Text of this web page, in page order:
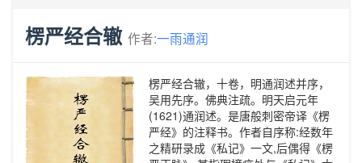
楞严经合辙 作者:一雨通润
楞严经合辙，十卷，明通润述并序，
吴用先序。佛典注疏。明天启元年
(1621)通润述。是唐般刺密帝译《楞
严经》的注释书。作者自序称:经数年
之精研录成《私记》一文,后偶得《楞